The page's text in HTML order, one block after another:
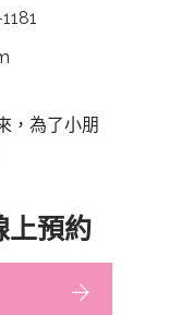
，為了小朋
上預約